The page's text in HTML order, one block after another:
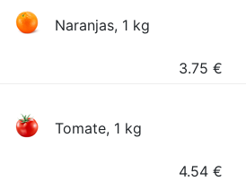
Naranjas, 1 kg
3.75 €
Tomate, 1 kg
4.54 €